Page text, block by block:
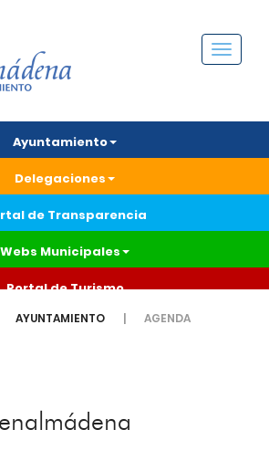
Menú
Ayuntamiento
Delegaciones
de Transparencia
Webs Municipales
Portal de Turismo
AYUNTAMIENTO AGENDA